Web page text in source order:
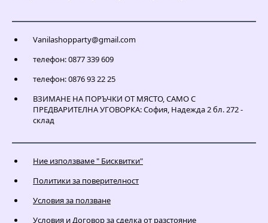
Vanilashopparty@gmail.com
телефон: 0877 339 609
телефон: 0876 93 22 25
ВЗИМАНЕ НА ПОРЪЧКИ ОТ МЯСТО, САМО С
ПРЕДВАРИТЕЛНА УГОВОРКА: София, Надежда 2 бл. 272 -
склад
Ние използваме " Бисквитки"
Политики за поверителност
Условия за ползване
Условия и Договор за сделка от разстояние